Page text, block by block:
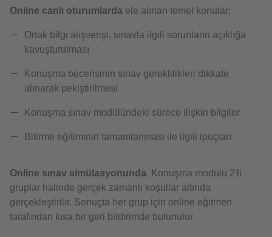
Online canlı oturumlarda ele alınan temel konular:
Ortak bilgi alışverişi, sınavla ilgili sorunların açıklığa
kavuşturulması
Konuşma becerisinin sınav gereklilikleri dikkate
alınarak pekiştirilmesi
Konuşma sınav modülündeki sürece ilişkin bilgiler
Bitirme eğitiminin tamamlanması ile ilgili ipuçları
Online sınav simülasyonunda, Konuşma modülü 2'li
gruplar halinde gerçek zamanlı koşullar altında
gerçekleştirilir. Sonuçta her grup için online eğitmen
tarafından kısa bir geri bildirimde bulunulur.